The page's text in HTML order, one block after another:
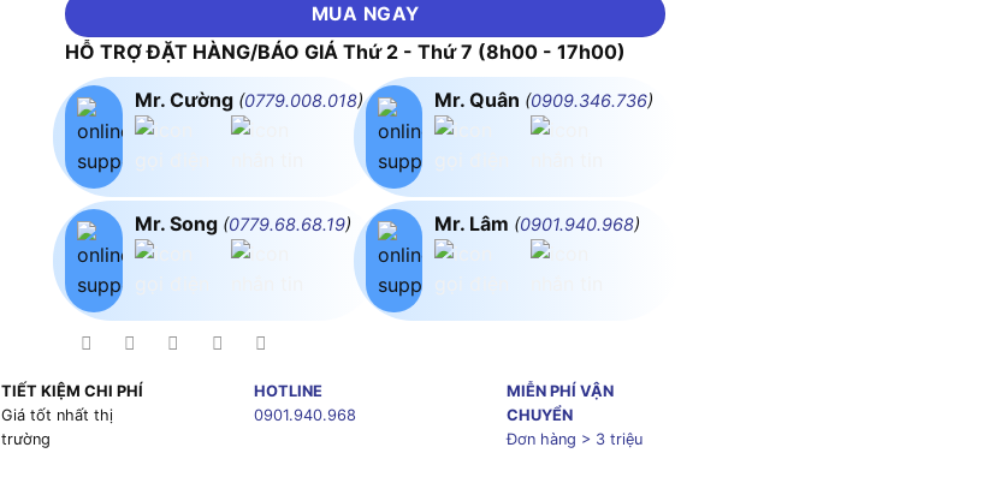
MUA NGAY
HỖ TRỢ ĐẶT HÀNG/BÁO GIÁ Thứ 2 - Thứ 7 (8h00 - 17h00)
Mr. Cường (0779.008.018)
Mr. Song (0779.68.68.19)
Mr. Quân (0909.346.736)
Mr. Lâm (0901.940.968)
TIẾT KIỆM CHI PHÍ
Giá tốt nhất thị
trường
HOTLINE
0901.940.968
MIỄN PHÍ VẬN
CHUYỂN
Đơn hàng > 3 triệu